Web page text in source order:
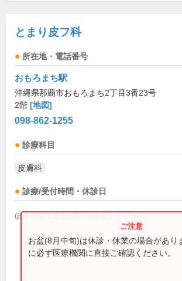
とまり皮フ科
所在地・電話番号
おもろまち駅
沖縄県那覇市おもろまち2丁目3番23号
2階 [地図]
098-862-1255
診療科目
皮膚科
診療/受付時間・休診日
(診療時間は直接お問い合わせください)
お盆(8月中旬)は休診・休業の場合があり
に必ず医療機関に直接ご確認ください。